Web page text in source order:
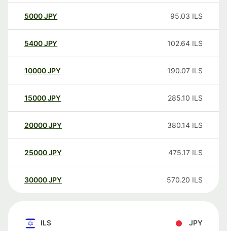
5000JPY 95.03 ILS
5400JPY 102.64 ILS
10000 JPY 190.07 ILS
15000 JPY 285.10 ILS
20000 JPY 380.14 ILS
25000 JPY 475.17 ILS
30000 JPY 570.20 ILS
ILS JPY